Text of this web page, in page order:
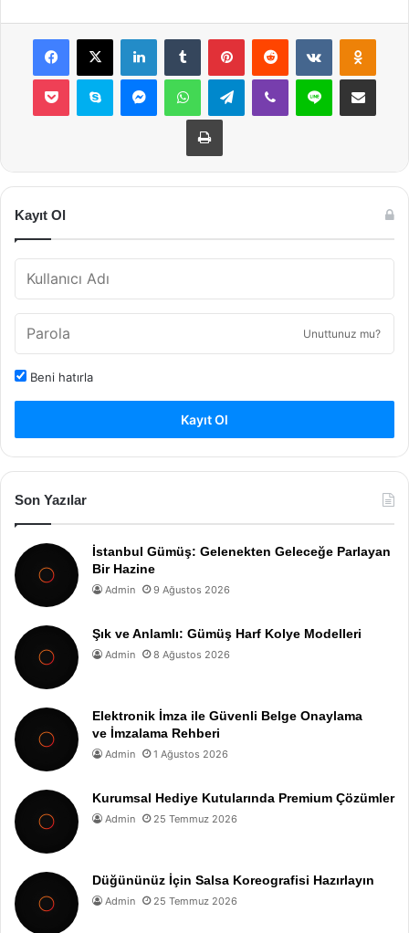
Facebook
X LinkedInTumblr PinterestReddit VKontakte
Pocket Skype MessengerWhatsAppTelegramViber Line E-Posta ile
Yazdır
Kayıt Ol
Unuttunuz mu?
Beni hatırla
Kayıt Ol
Son Yazılar
İstanbul Gümüş: Gelenekten Geleceğe Parlayan
Bir Hazine
Admin 9 Ağustos 2026
Şık ve Anlamlı: Gümüş Harf Kolye Modelleri
Admin 8 Ağustos 2026
Elektronik İmza ile Güvenli Belge Onaylama
ve İmzalama Rehberi
Admin 1 Ağustos 2026
Kurumsal Hediye Kutularında Premium Çözümler
Admin 25 Temmuz 2026
Düğününüz İçin Salsa Koreografisi Hazırlayın
Admin 25 Temmuz 2026